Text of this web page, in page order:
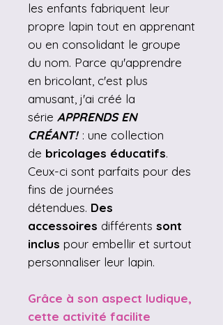
les enfants fabriquent leur
propre lapin tout en apprenant
ou en consolidant le groupe
du nom. Parce qu'apprendre
en bricolant, c'est plus
amusant, j'ai créé la
série APPRENDS EN
CRÉANT! : une collection
de bricolages éducatifs.
Ceux-ci sont parfaits pour des
fins de journées
détendues. Des
accessoires différents sont
inclus pour embellir et surtout
personnaliser leur lapin.
Grâce à son aspect ludique,
cette activité facilite